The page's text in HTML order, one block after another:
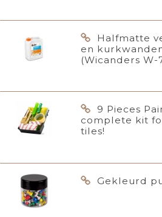
Halfmatte
en kurkwanden
(Wicanders W-
9 Pieces
complete kit
tiles!
Gekleurd